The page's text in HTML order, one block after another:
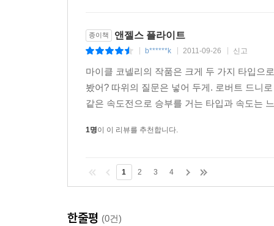
종이책 앤젤스 플라이트
b******k 2011-09-26 신고
마이클 코넬리의 작품은 크게 두 가지 타입으
봤어? 따위의 질문은 넣어 두게. 로버트 드니
같은 속도전으로 승부를 거는 타입과 속도는
1명이 이 리뷰를 추천합니다.
1 2 3 4
한줄평 (0건)